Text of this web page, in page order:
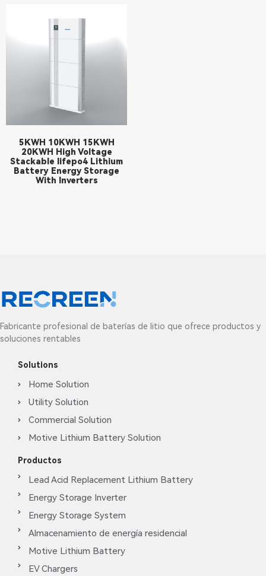
5KWH 10KWH 15KWH
20KWH High Voltage
Stackable lifepo4 Lithium
Battery Energy Storage
With Inverters
Fabricante profesional de baterías de litio que ofrece productos y
soluciones rentables
Solutions
Home Solution
Utility Solution
Commercial Solution
Motive Lithium Battery Solution
Productos
Lead Acid Replacement Lithium Battery
Energy Storage Inverter
Energy Storage System
Almacenamiento de energía residencial
Motive Lithium Battery
EV Chargers